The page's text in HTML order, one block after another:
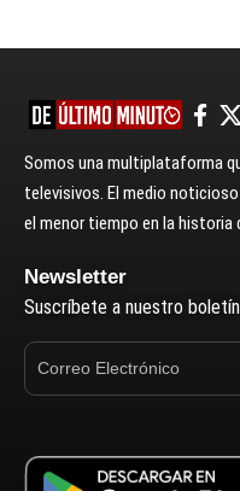
Somos una multiplataforma
televisivos. El medio
el menor tiempo en la historia
Newsletter
Suscríbete a nuestro